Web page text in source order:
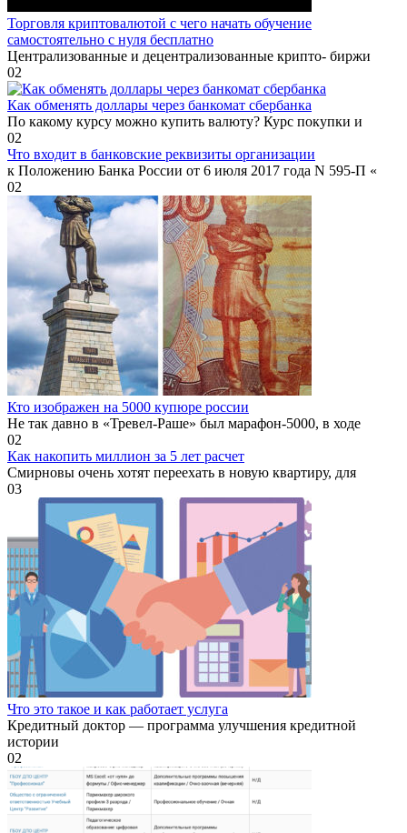
Торговля криптовалютой с чего начать обучение
самостоятельно с нуля бесплатно
Централизованные и децентрализованные крипто- биржи
02
Как обменять доллары через банкомат сбербанка
По какому курсу можно купить валюту? Курс покупки и
02
Что входит в банковские реквизиты организации
к Положению Банка России от 6 июля 2017 года N 595-П «
02
Кто изображен на 5000 купюре россии
Не так давно в «Тревел-Раше» был марафон-5000, в ходе
02
Как накопить миллион за 5 лет расчет
Смирновы очень хотят переехать в новую квартиру, для
03
Что это такое и как работает услуга
Кредитный доктор — программа улучшения кредитной
истории
02